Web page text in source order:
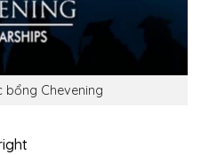
bổng Chevening